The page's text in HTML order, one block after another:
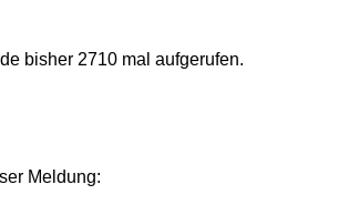
bisher 2710 mal aufgerufen.
Meldung: